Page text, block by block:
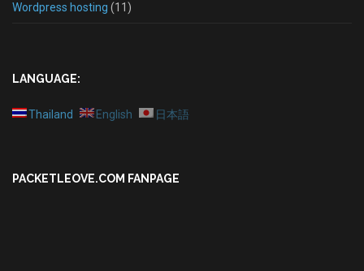
Wordpress hosting (11)
LANGUAGE:
Thailand English 日本語
PACKETLEOVE.COM FANPAGE